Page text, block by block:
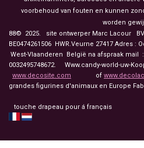
voorbehoud van fouten en kunnen
worden
88© 2025. site ontwerper Marc Lacour
BE0474261506 HWR.Veurne 27417 Adres :
West-Vlaanderen België na afspraak
0032495748672. Www.candy-world-uw-
www.decosite.com of
grandes figurines d'animaux en
touche drapeau pour á français